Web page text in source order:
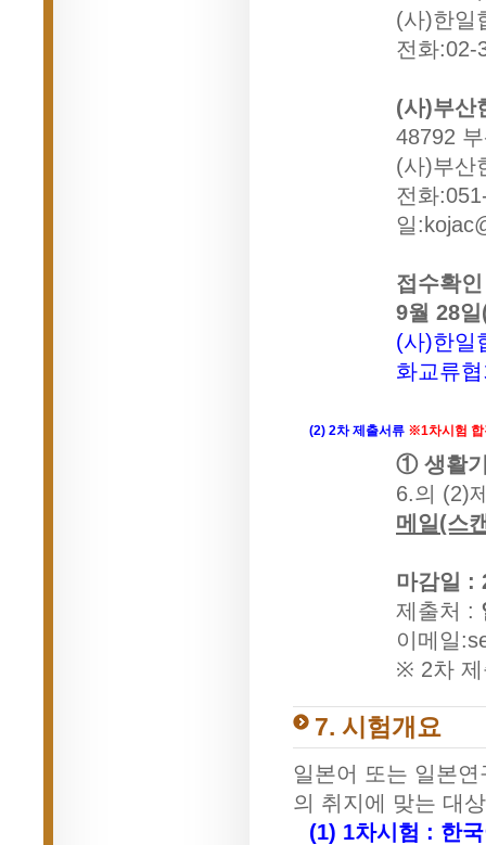
(사)한일
전화:02-
(사)부산
48792
(사)부산
전화
일:
접수확인
9월 28
(사)한일
화교류
(2) 2차 제출서류 ※1차시험 합
① 생활
6.의 (2)
메일(스
마감일 :
제출처 :
이메일:
※ 2차 제
7. 시험개요
일본어 또는 일본
의 취지에 맞는 대
(1) 1차시험 : 한